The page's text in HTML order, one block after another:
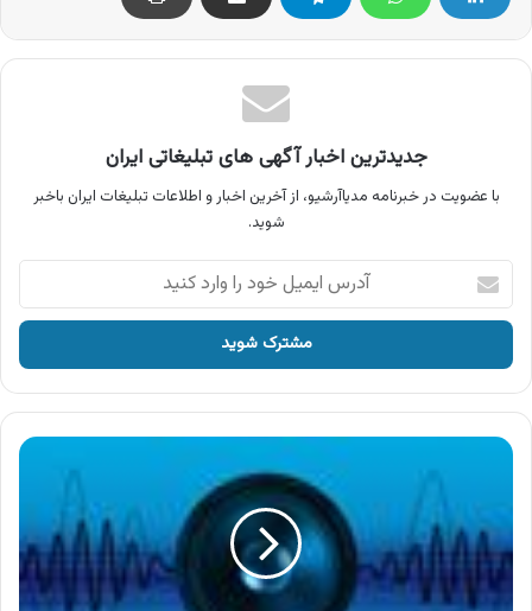
جدیدترین اخبار آگهی های تبلیغاتی ایران
با عضویت در خبرنامه مدیاآرشیو، از آخرین اخبار و اطلاعات تبلیغات ایران باخبر
شوید.
آدرس
ایمیل
خود
وارد
کنید
آگهی
،
ماسک
سیاه
آموس